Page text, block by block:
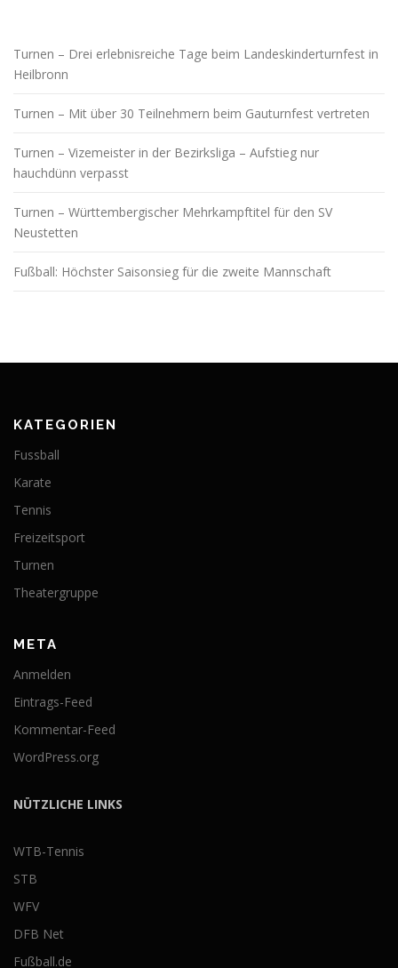
Turnen – Drei erlebnisreiche Tage beim Landeskinderturnfest in
Heilbronn
Turnen – Mit über 30 Teilnehmern beim Gauturnfest vertreten
Turnen – Vizemeister in der Bezirksliga – Aufstieg nur
hauchdünn verpasst
Turnen – Württembergischer Mehrkampftitel für den SV
Neustetten
Fußball: Höchster Saisonsieg für die zweite Mannschaft
KATEGORIEN
Fussball
Karate
Tennis
Freizeitsport
Turnen
Theatergruppe
META
Anmelden
Eintrags-Feed
Kommentar-Feed
WordPress.org
NÜTZLICHE LINKS
WTB-Tennis
STB
WFV
DFB Net
Fußball.de